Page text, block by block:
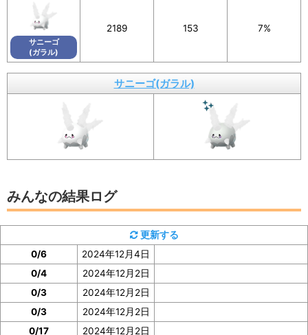
のログに公開されます。
画像を保存することもできるので、X（旧Twitte
r）などSNSでの共有にもぜひご活用ください。
イベント参加前に図鑑の「見つけた数」をスク
ショ、またはメモしておくと便利
できます。
イベント参加前に図鑑の「見つけた数」の部分のスクシ
ョを撮っておいたり、メモしておくと便利です。
ぜひご協力をお願いいたします。
サニーゴ
(ガラル)
2189 153 7%
サニーゴ(ガラル)
みんなの結果ログ
更新する
0/6
2024年12月4日
0/4
2024年12月2日
0/3
2024年12月2日
0/3
2024年12月2日
0/17
2024年12月2日